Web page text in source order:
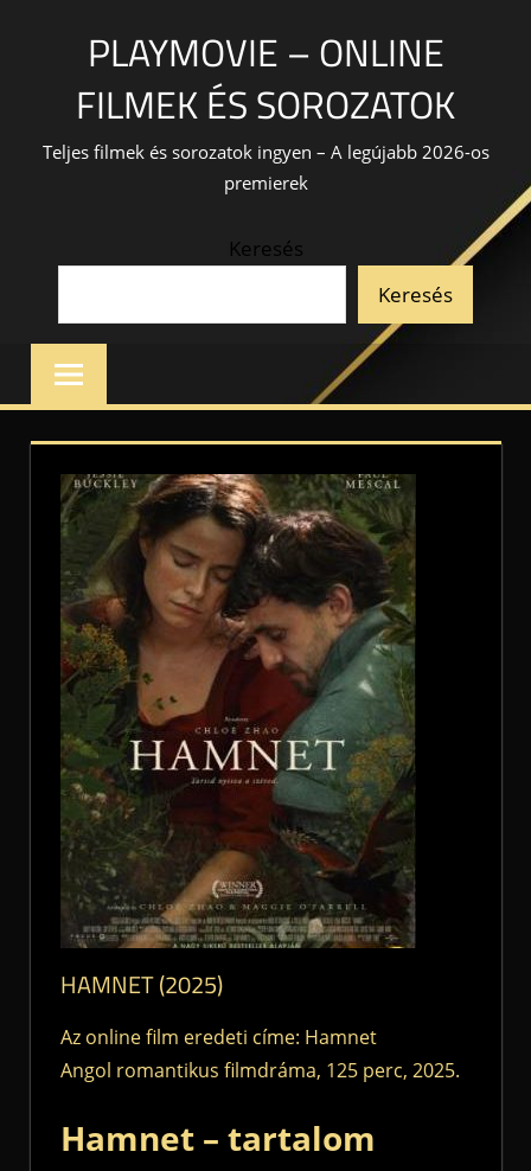
PLAYMOVIE – ONLINE
FILMEK ÉS SOROZATOK
Teljes filmek és sorozatok ingyen – A legújabb 2026-os
premierek
Keresés
Keresés
HAMNET (2025)
Az online film eredeti címe: Hamnet
Angol romantikus filmdráma, 125 perc, 2025.
Hamnet – tartalom